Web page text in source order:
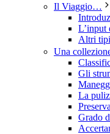
Il Viaggio…
L’input
Altri
Una
Gli
La
Grado